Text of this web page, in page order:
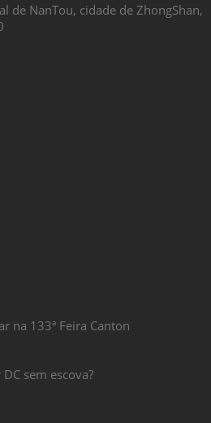
de NanTou, cidade de ZhongShan,
na 133ª Feira Canton
sem escova?